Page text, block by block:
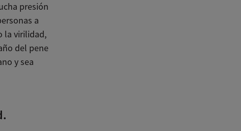
presión
a
la virilidad,
del pene
y sea